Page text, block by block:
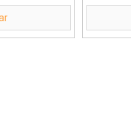
para sitio de